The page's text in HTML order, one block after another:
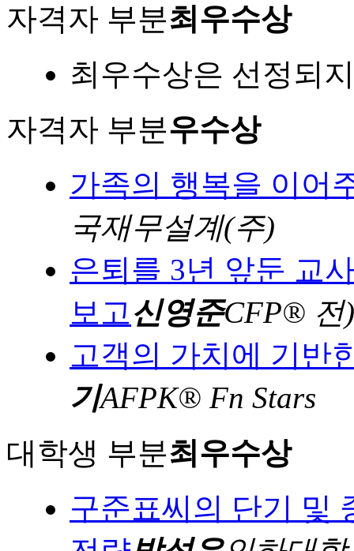
자격자 부분최우수상
최우수상은 선정되
자격자 부분우수상
가족의 행복을 이어
국재무설계(주)
은퇴를 3년 앞둔 교
보고신영준CFP® 전
고객의 가치에 기반
기AFPK® Fn Stars
대학생 부분최우수상
구준표씨의 단기 및